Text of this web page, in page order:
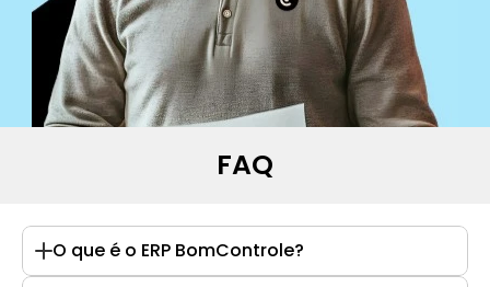
FAQ
O que é o ERP BomControle?